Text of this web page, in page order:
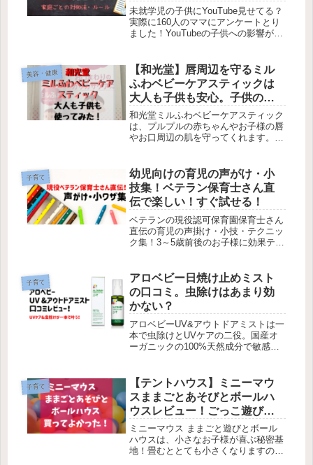
ール・工夫・対策
未就学児の子供にYouTube見せてる？
実際に160人のママにアンケートとり
ました！YouTubeの子供への影響が心
のおうちの実情と、対策をまとめまし
た！
美容・健康
【和光堂】唇周辺を守るミル
ふわベビーケアスティックは
大人も子供も安心。子供の初
めてのリップクリームに。
和光堂ミルふわベビーケアスティック
は、プルプルの赤ちゃんやお子様の唇
やお口周辺の肌を守ってくれます。ス
初めてのリップクリームに。また大人
の敏感肌にもＯＫ。
子育て
幼児向けの育児の声がけ・小
技集！ベテラン保育士さん直
伝で楽しい！すぐ試せる！
ベテランの現役認可保育園保育士さん
直伝の育児の声掛け・小技・テクニッ
ク集！3～5歳前後のお子様に効果テキ
と手を焼いているママパパに是非試し
ていただきたいです。
子育て
アロベビー日焼け止めミスト
の口コミ。虫除けはあまり効
かない？
アロベビーUV&アウトドアミストは一
本で虫除けとUVケアの二役。国産オ
ーガニックの100%天然成分で敏感肌
く、効果が弱い気がしましたがこまめ
に塗りなおせば大丈夫です！その分お
肌に優しいので炎症を起こしたりする
ことはありませんでした♪
子育て
【テントハウス】ミニーマウ
スままごとあそびとボールハ
ウスレビュー！ごっこ遊び・
秘密基地・クールダウン・一
人時間に。
ミニーマウス ままごと遊びとボール
ハウスは、小さなお子様が喜ぶ秘密基
地！畳むととても小さくなりますので